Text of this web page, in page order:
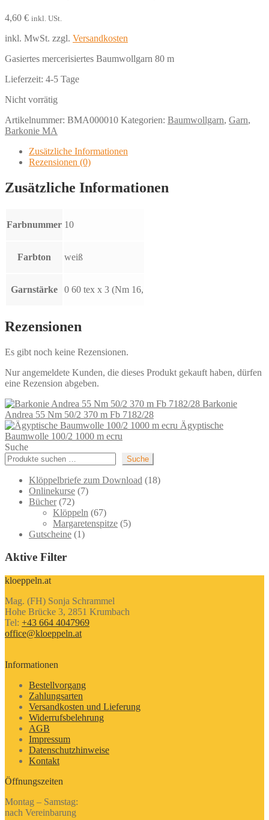
4,60 € inkl. USt.
inkl. MwSt. zzgl. Versandkosten
Gasiertes mercerisiertes Baumwollgarn 80 m
Lieferzeit: 4-5 Tage
Nicht vorrätig
Artikelnummer: BMA000010 Kategorien: Baumwollgarn, Garn,
Barkonie MA
Zusätzliche Informationen
Rezensionen (0)
Zusätzliche Informationen
Farbnummer 10
Farbton weiß
Garnstärke 0 60 tex x 3 (Nm 16,
Rezensionen
Es gibt noch keine Rezensionen.
Nur angemeldete Kunden, die dieses Produkt gekauft haben, dürfen
eine Rezension abgeben.
Barkonie
Andrea 55 Nm 50/2 370 m Fb 7182/28
Ägyptische
Baumwolle 100/2 1000 m ecru
Suche
Suche
Klöppelbriefe zum Download 1818
Onlinekurse 77
Bücher 7272
Produkte
Klöppeln 6767
Produkte
Margaretenspitze 55
Gutscheine 11
Aktive Filter
kloeppeln.at
Mag. (FH) Sonja Schrammel
Hohe Brücke 3, 2851 Krumbach
Tel: +43 664 4047969
office@kloeppeln.at
Informationen
Bestellvorgang
Zahlungsarten
Versandkosten und Lieferung
Widerrufsbelehrung
AGB
Impressum
Datenschutzhinweise
Kontakt
Öffnungszeiten
Montag – Samstag:
nach Vereinbarung